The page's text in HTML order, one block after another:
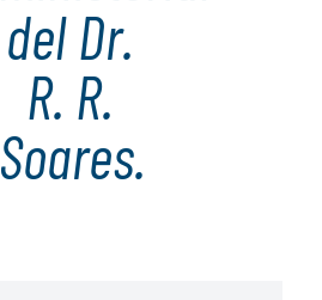
del Dr.
R. R.
Soares.